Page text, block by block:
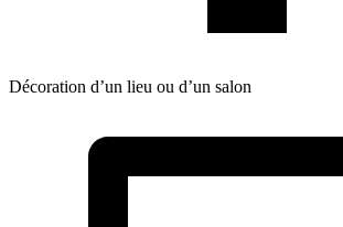
Décoration d’un lieu ou d’un salon